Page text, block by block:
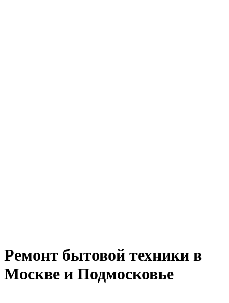
Ремонт бытовой техники в
Москве и Подмосковье